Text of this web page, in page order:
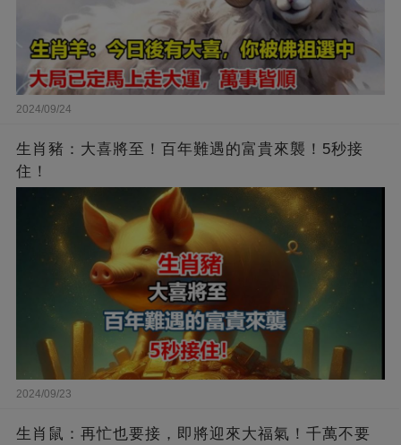
2024/09/24
生肖豬：大喜將至！百年難遇的富貴來襲！5秒接
住！
2024/09/23
生肖鼠：再忙也要接，即將迎來大福氣！千萬不要